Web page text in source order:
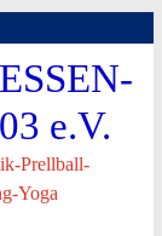
e.V.
Prellball-
Yoga